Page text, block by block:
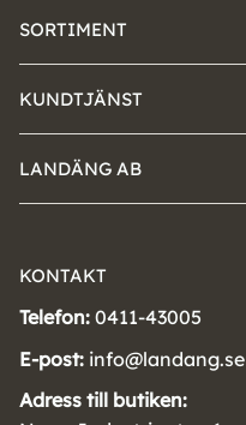
SORTIMENT
KUNDTJÄNST
LANDÄNG AB
KONTAKT
Telefon: 0411-43005
E-post: info@landang.se
Adress till butiken: